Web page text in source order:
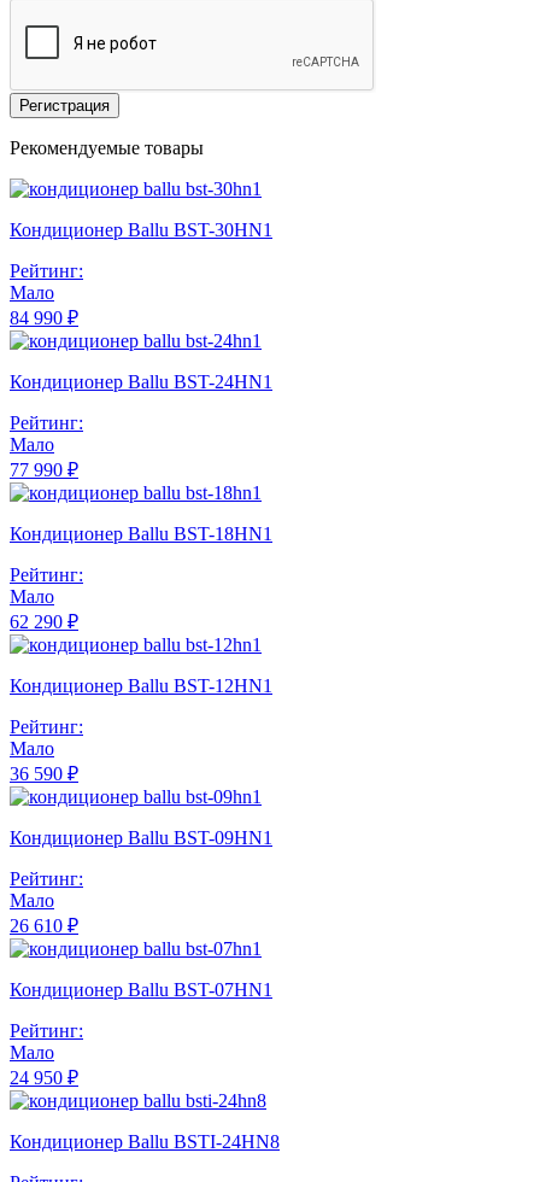
Регистрация
Рекомендуемые товары
Кондиционер Ballu BST-30HN1
Рейтинг:
Мало
84 990 ₽
Кондиционер Ballu BST-24HN1
Рейтинг:
Мало
77 990 ₽
Кондиционер Ballu BST-18HN1
Рейтинг:
Мало
62 290 ₽
Кондиционер Ballu BST-12HN1
Рейтинг:
Мало
36 590 ₽
Кондиционер Ballu BST-09HN1
Рейтинг:
Мало
26 610 ₽
Кондиционер Ballu BST-07HN1
Рейтинг:
Мало
24 950 ₽
Кондиционер Ballu BSTI-24HN8